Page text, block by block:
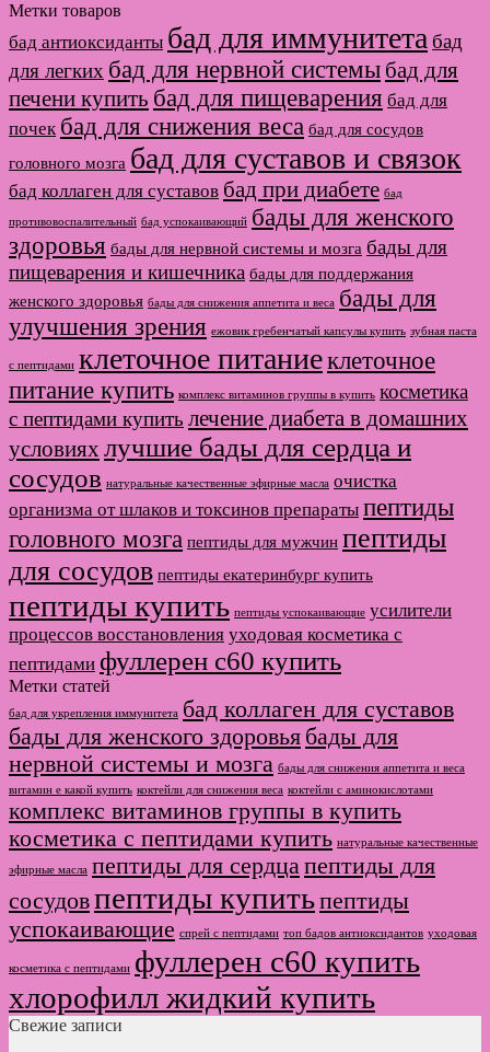
Метки товаров
бад антиоксиданты бад для иммунитета бад
для легких бад для нервной системы бад для
печени купить бад для пищеварения бад для
почек бад для снижения веса бад для сосудов
головного мозга бад для суставов и связок
бад коллаген для суставов бад при диабете бад
противовоспалительный бад успокаивающий бады для женского
здоровья бады для нервной системы и мозга бады для
пищеварения и кишечника бады для поддержания
женского здоровья бады для снижения аппетита и веса бады для
улучшения зрения ежовик гребенчатый капсулы купить зубная паста
с пептидами клеточное питаниеклеточное
питание купить комплекс витаминов группы в купить косметика
с пептидами купить лечение диабета в домашних
условияхлучшие бады для сердца и
сосудов натуральные качественные эфирные масла очистка
организма от шлаков и токсинов препараты пептиды
головного мозга пептиды для мужчин пептиды
для сосудов пептиды екатеринбург купить
пептиды купить пептиды успокаивающие усилители
процессов восстановления уходовая косметика с
пептидами фуллерен с60 купить
Метки статей
бад для укрепления иммунитета бад коллаген для суставов
бады для женского здоровья бады для
нервной системы и мозга бады для снижения аппетита и веса
витамин е какой купить коктейли для снижения веса коктейли с аминокислотами
комплекс витаминов группы в купить
косметика с пептидами купить натуральные качественные
эфирные масла пептиды для сердцапептиды для
сосудовпептиды купитьпептиды
успокаивающие спрей с пептидами топ бадов антиоксидантов уходовая
косметика с пептидами фуллерен с60 купить
хлорофилл жидкий купить
Свежие записи